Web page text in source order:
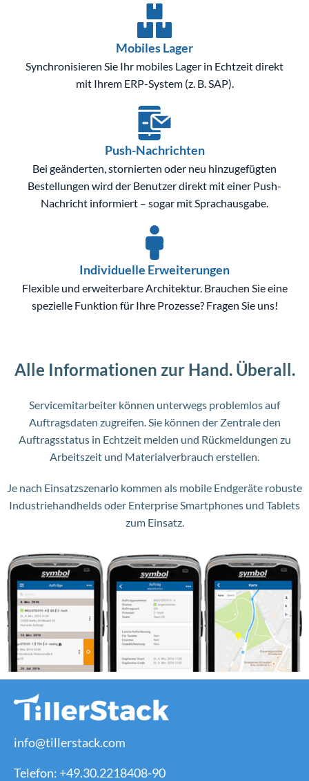
Mobiles Lager
Synchronisieren Sie Ihr mobiles Lager in Echtzeit direkt
mit Ihrem ERP-System (z. B. SAP).
Push-Nachrichten
Bei geänderten, stornierten oder neu hinzugefügten
Bestellungen wird der Benutzer direkt mit einer Push-
Nachricht informiert – sogar mit Sprachausgabe.
Individuelle Erweiterungen
Flexible und erweiterbare Architektur. Brauchen Sie eine
spezielle Funktion für Ihre Prozesse? Fragen Sie uns!
Alle Informationen zur Hand. Überall.
Servicemitarbeiter können unterwegs problemlos auf
Auftragsdaten zugreifen. Sie können der Zentrale den
Auftragsstatus in Echtzeit melden und Rückmeldungen zu
Arbeitszeit und Materialverbrauch erstellen.
Je nach Einsatzszenario kommen als mobile Endgeräte robuste
Industriehandhelds oder Enterprise Smartphones und Tablets
zum Einsatz.
info@tillerstack.com
Telefon: +49.30.2218408-90